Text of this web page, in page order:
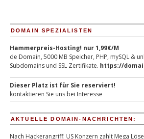
DOMAIN SPEZIALISTEN
Hammerpreis-Hosting! nur 1,99€/M
de Domain, 5000 MB Speicher, PHP, mySQL &
Subdomains und SSL Zertifikate. https://
Dieser Platz ist für Sie reserviert!
kontaktieren Sie uns bei Interesse
AKTUELLE DOMAIN-NACHRICHTEN:
Nach Hackerangriff: US Konzern zahlt Mega